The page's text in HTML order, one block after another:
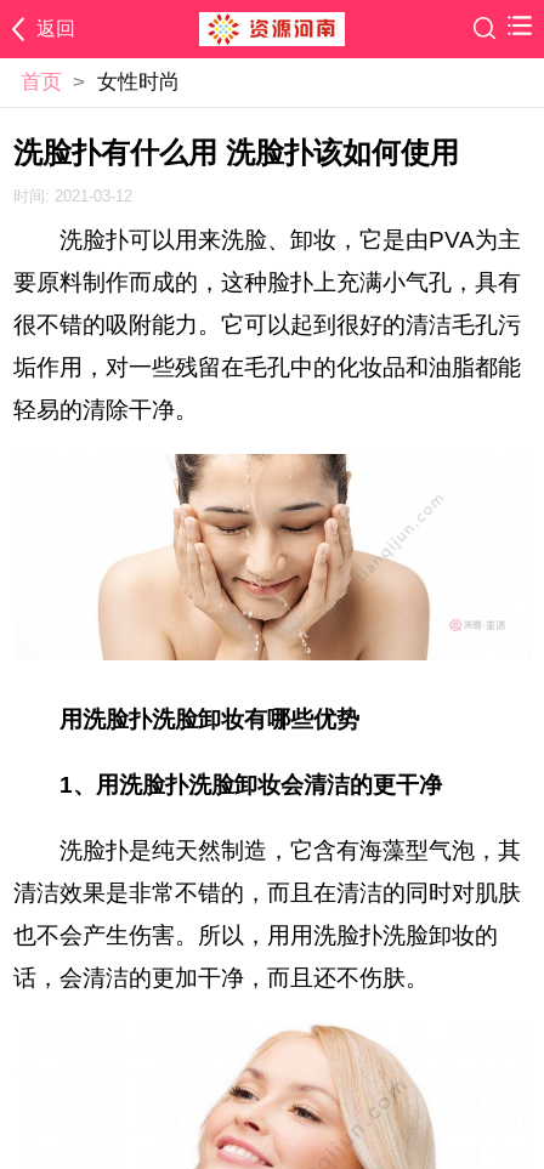
返回
首页 > 女性时尚
洗脸扑有什么用 洗脸扑该如何使用
时间: 2021-03-12
洗脸扑可以用来洗脸、卸妆，它是由PVA为主
要原料制作而成的，这种脸扑上充满小气孔，具有
很不错的吸附能力。它可以起到很好的清洁毛孔污
垢作用，对一些残留在毛孔中的化妆品和油脂都能
轻易的清除干净。
用洗脸扑洗脸卸妆有哪些优势
1、用洗脸扑洗脸卸妆会清洁的更干净
洗脸扑是纯天然制造，它含有海藻型气泡，其
清洁效果是非常不错的，而且在清洁的同时对肌肤
也不会产生伤害。所以，用用洗脸扑洗脸卸妆的
话，会清洁的更加干净，而且还不伤肤。